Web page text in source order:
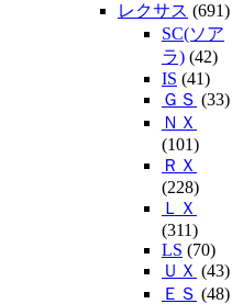
レクサス (691)
SC(ソア
ラ) (42)
IS (41)
ＧＳ (33)
ＮＸ
(101)
ＲＸ
(228)
ＬＸ
(311)
LS (70)
ＵＸ (43)
ＥＳ (48)